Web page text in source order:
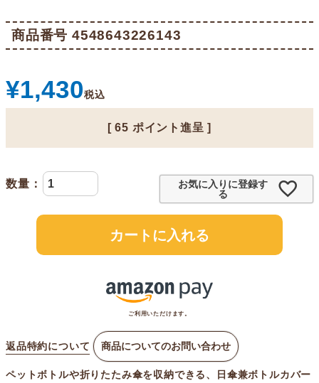
商品番号 4548643226143
¥1,430税込
[ 65 ポイント進呈 ]
お気に入りに登録す
る
カートに入れる
ご利用いただけます。
返品特約について 商品についてのお問い合わせ
ペットボトルや折りたたみ傘を収納できる、日傘兼ボトルカバー